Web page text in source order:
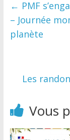
← PMF
– Journée
planète
Les
Vous